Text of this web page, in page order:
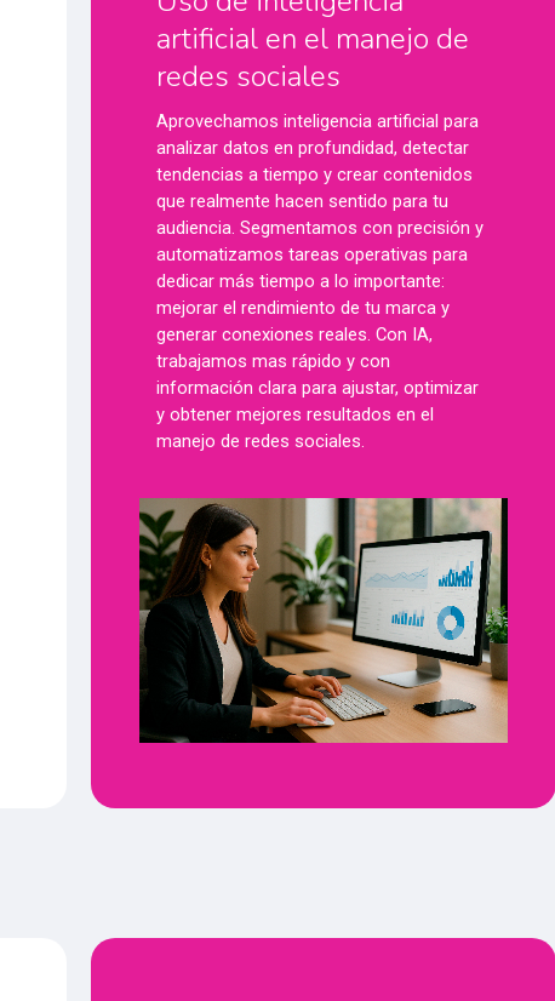
artificial en el manejo de
redes sociales
Aprovechamos inteligencia artificial para
analizar datos en profundidad, detectar
tendencias a tiempo y crear contenidos
que realmente hacen sentido para tu
audiencia. Segmentamos con precisión y
automatizamos tareas operativas para
dedicar más tiempo a lo importante:
mejorar el rendimiento de tu marca y
generar conexiones reales. Con IA,
trabajamos mas rápido y con
información clara para ajustar, optimizar
y obtener mejores resultados en el
manejo de redes sociales.